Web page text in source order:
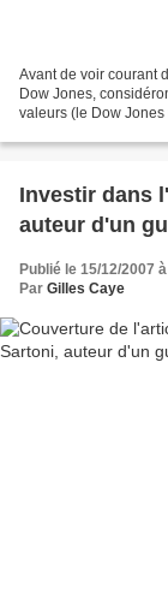
Avant de voir courant
Dow Jones,
valeurs (le Dow
Investir dans
auteur d'un
Publié le 15/12/2007
Par Gilles Caye